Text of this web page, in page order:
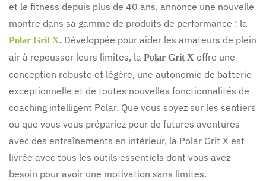
et le fitness depuis plus de 40 ans, annonce une nouvelle
montre dans sa gamme de produits de performance : la
Polar Grit X. Développée pour aider les amateurs de plein
air à repousser leurs limites, la Polar Grit X offre une
conception robuste et légère, une autonomie de batterie
exceptionnelle et de toutes nouvelles fonctionnalités de
coaching intelligent Polar. Que vous soyez sur les sentiers
ou que vous vous prépariez pour de futures aventures
avec des entraînements en intérieur, la Polar Grit X est
livrée avec tous les outils essentiels dont vous avez
besoin pour avoir une motivation sans limites.